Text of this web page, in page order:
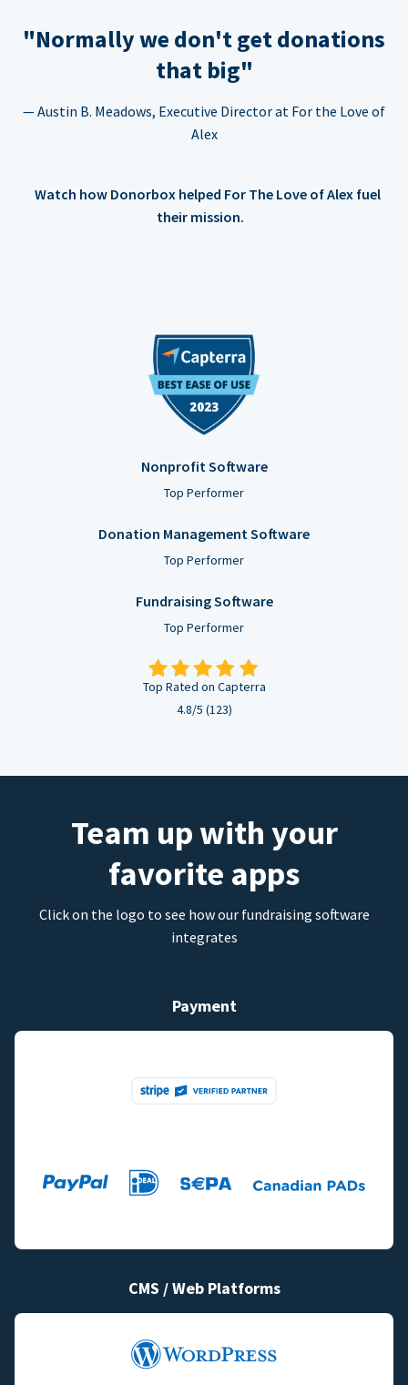
"Normally we don't get donations
that big"
— Austin B. Meadows, Executive Director at For the Love of
Alex
Watch how Donorbox helped For The Love of Alex fuel
their mission.
Nonprofit Software
Top Performer
Donation Management Software
Top Performer
Fundraising Software
Top Performer
Top Rated on Capterra
4.8/5 (123)
Team up with your
favorite apps
Click on the logo to see how our fundraising software
integrates
Payment
CMS / Web Platforms